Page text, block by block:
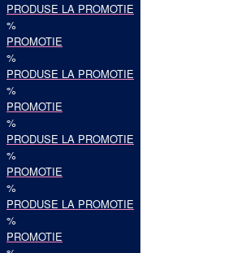
PRODUSE LA PROMOTIE
%
PROMOTIE
%
PRODUSE LA PROMOTIE
%
PROMOTIE
%
PRODUSE LA PROMOTIE
%
PROMOTIE
%
PRODUSE LA PROMOTIE
%
PROMOTIE